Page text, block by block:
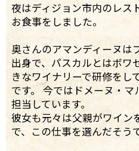
夜はディジョン市内のレス
お食事をしました。
奥さんのアマンディーヌは
出身で、パスカルとはボワ
きなワイナリーで研修をし
です。 今ではドメーヌ・
担当しています。
彼女も元々は父親がワイン
で、この仕事を選んだそうで